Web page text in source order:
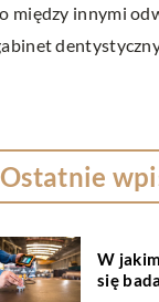
między innymi
Ostatnie
W
się